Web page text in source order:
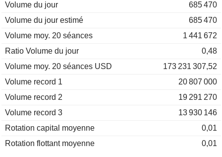
Volume du jour
685 470
Volume du jour estimé
685 470
Volume moy. 20 séances
1 441 672
Ratio Volume du jour
0,48
Volume moy. 20 séances USD
173 231 307,52
Volume record 1
20 807 000
Volume record 2
19 291 270
Volume record 3
13 930 146
Rotation capital moyenne
0,01
Rotation flottant moyenne
0,01